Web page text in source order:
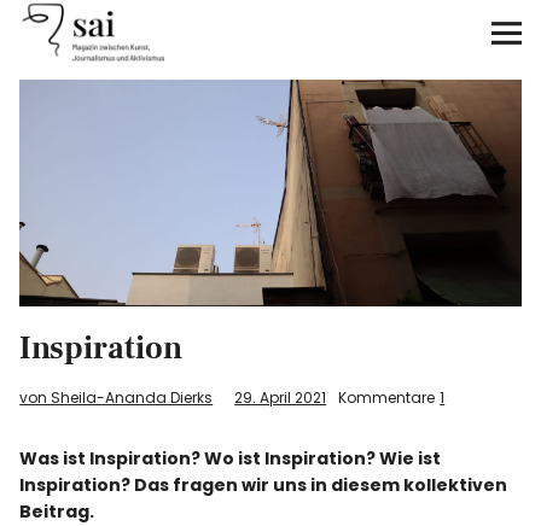
sai
Antirassismus
Feminismen
Kunst&Literatur
Über uns
Inspiration
von Sheila-Ananda Dierks 29. April 2021 Kommentare 1
Was ist Inspiration? Wo ist Inspiration? Wie ist
Inspiration? Das fragen wir uns in diesem kollektiven
Beitrag.